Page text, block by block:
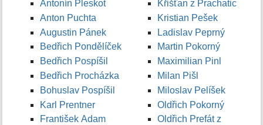
Antonín Pleskot
Anton Puchta
Augustin Pánek
Bedřich Pondělíček
Bedřich Pospíšil
Bedřich Procházka
Bohuslav Pospíšil
Karl Prentner
František Adam
Křišťan z Prachatic
Kristian Pešek
Ladislav Peprný
Martin Pokorný
Maximilian Pinl
Milan Pišl
Miloslav Pelíšek
Oldřich Pokorný
Oldřich Prefát z